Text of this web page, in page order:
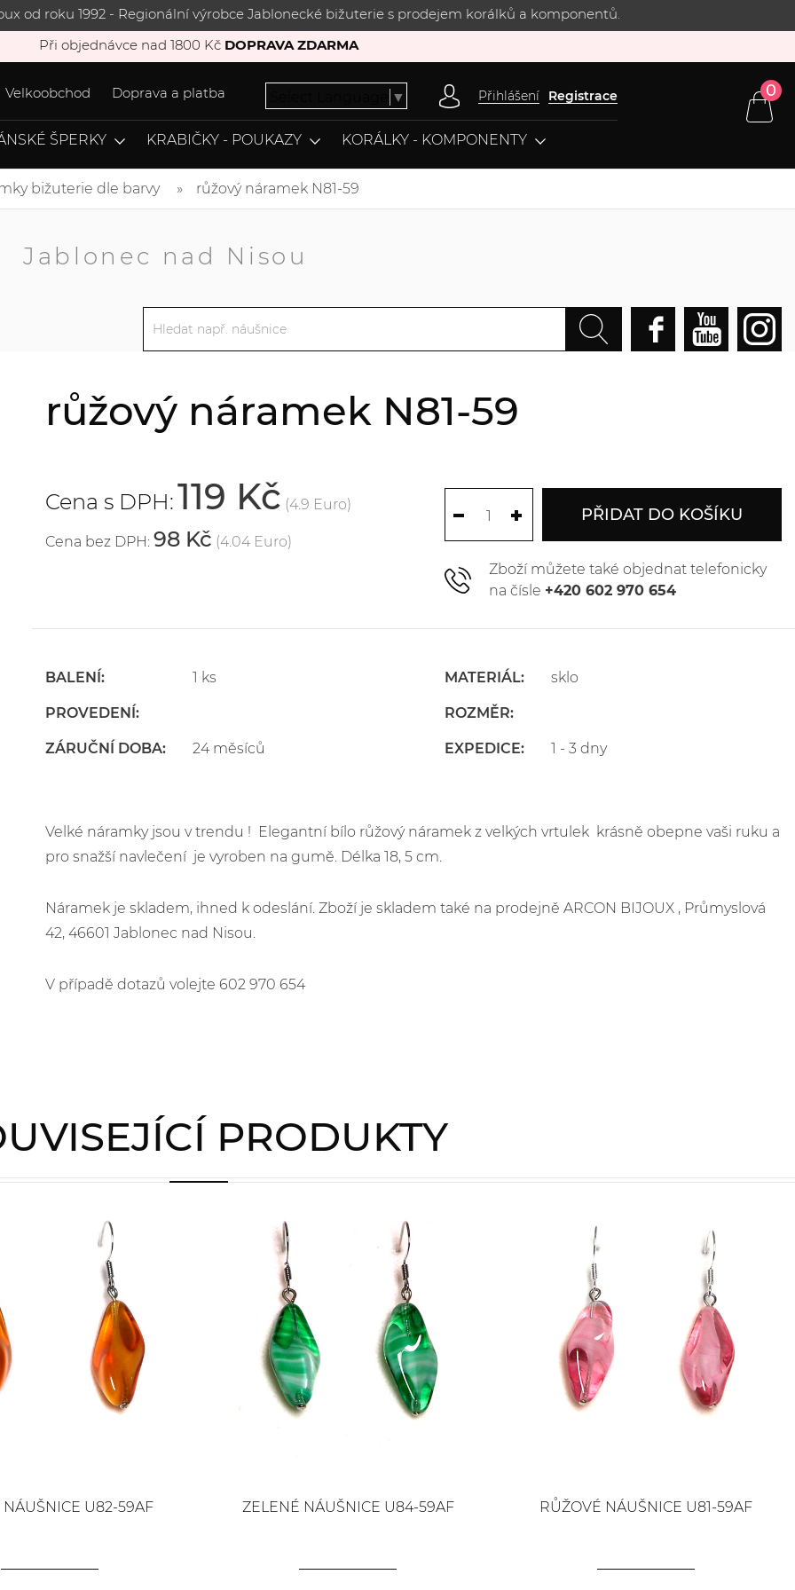
od roku 1992 - Regionální výrobce Jablonecké bižuterie s prodejem korálků a komponentů.
Při objednávce nad 1800 Kč DOPRAVA ZDARMA
Velkoobchod Doprava a platba ▼ Přihlášení Registrace 0
ŠPERKY KRABIČKY - POUKAZY KORÁLKY - KOMPONENTY
bižuterie dle barvy růžový náramek N81-59
Jablonec nad Nisou
růžový náramek N81-59
Cena s DPH:119 Kč (4.9 Euro)
Cena bez DPH: 98 Kč (4.04 Euro)
PŘIDAT DO KOŠÍKU
Zboží můžete také objednat telefonicky
na čísle +420 602 970 654
BALENÍ: 1 ks
PROVEDENÍ:
ZÁRUČNÍ DOBA: 24 měsíců
MATERIÁL: sklo
ROZMĚR:
EXPEDICE: 1 - 3 dny
Velké náramky jsou v trendu ! Elegantní bílo růžový náramek z velkých vrtulek krásně obepne vaši ruku a
pro snažší navlečení je vyroben na gumě. Délka 18, 5 cm.
Náramek je skladem, ihned k odeslání. Zboží je skladem také na prodejně ARCON BIJOUX , Průmyslová
42, 46601 Jablonec nad Nisou.
V případě dotazů volejte 602 970 654
PRODUKTY
U82-59AF ZELENÉ NÁUŠNICE U84-59AF RŮŽOVÉ NÁUŠNICE U81-59AF